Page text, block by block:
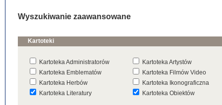
Wyszukiwanie zaawansowane
Kartoteki
Kartoteka Administratorów
Kartoteka Artystów
Kartoteka Emblematów
Kartoteka Filmów Video
Kartoteka Herbów
Kartoteka Ikonograficzna
Kartoteka Literatury
Kartoteka Obiektów